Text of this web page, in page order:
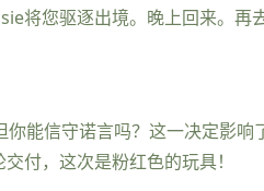
将您驱逐出境。晚上回来。再
能信守诺言吗？这一决定影
付，这次是粉红色的玩具！